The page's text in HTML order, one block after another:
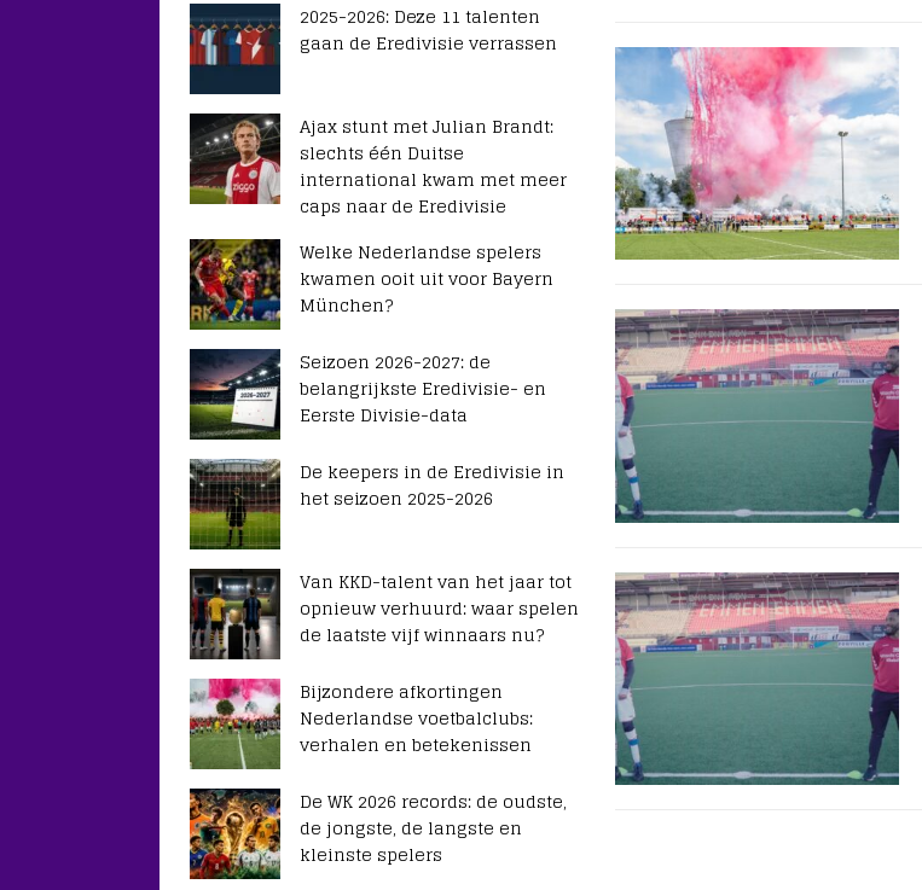
2025-2026: Deze 11 talenten
gaan de Eredivisie verrassen
Ajax stunt met Julian Brandt:
slechts één Duitse
international kwam met meer
caps naar de Eredivisie
Welke Nederlandse spelers
kwamen ooit uit voor Bayern
München?
Seizoen 2026-2027: de
belangrijkste Eredivisie- en
Eerste Divisie-data
De keepers in de Eredivisie in
het seizoen 2025-2026
Van KKD-talent van het jaar tot
opnieuw verhuurd: waar spelen
de laatste vijf winnaars nu?
Bijzondere afkortingen
Nederlandse voetbalclubs:
verhalen en betekenissen
De WK 2026 records: de oudste,
de jongste, de langste en
kleinste spelers